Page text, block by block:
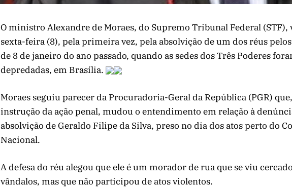
O ministro Alexandre de Moraes, do Supremo Tribunal Federal (STF),
sexta-feira (8), pela primeira vez, pela absolvição de um dos réus
de 8 de janeiro do ano passado, quando as sedes dos Três Poderes
depredadas, em Brasília.
Moraes seguiu parecer da Procuradoria-Geral da República (PGR)
instrução da ação penal, mudou o entendimento em relação à
absolvição de Geraldo Filipe da Silva, preso no dia dos atos perto do
Nacional.
A defesa do réu alegou que ele é um morador de rua que se viu
vândalos, mas que não participou de atos violentos.